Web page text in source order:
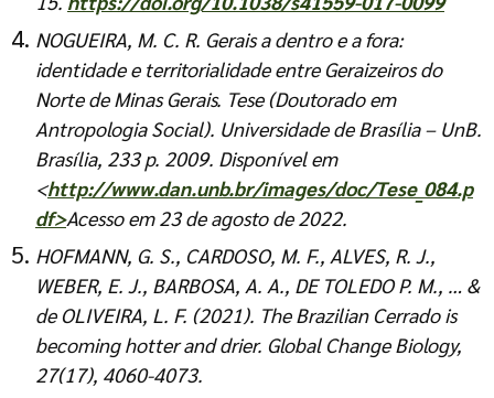
NOGUEIRA, M. C. R. Gerais a dentro e a fora:
identidade e territorialidade entre Geraizeiros do
Norte de Minas Gerais. Tese (Doutorado em
Antropologia Social). Universidade de Brasília – UnB.
Brasília, 233 p. 2009. Disponível em
<http://www.dan.unb.br/images/doc/Tese_084.p
df>Acesso em 23 de agosto de 2022.
HOFMANN, G. S., CARDOSO, M. F., ALVES, R. J.,
WEBER, E. J., BARBOSA, A. A., DE TOLEDO P. M., … &
de OLIVEIRA, L. F. (2021). The Brazilian Cerrado is
becoming hotter and drier. Global Change Biology,
27(17), 4060-4073.